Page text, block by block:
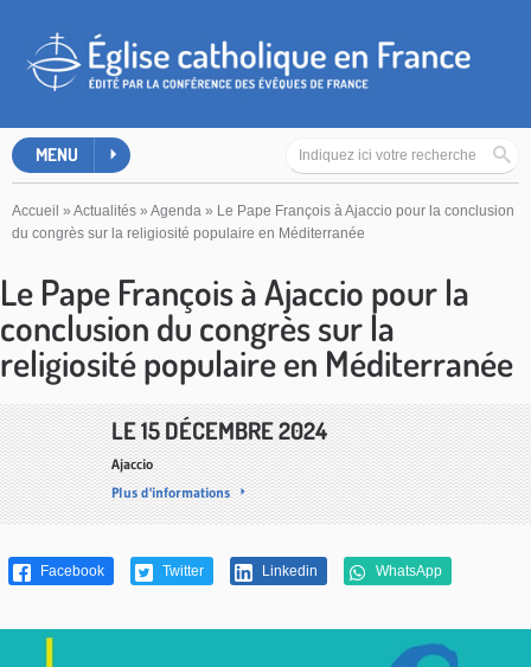
MENU
Accueil » Actualités » Agenda » Le Pape François à Ajaccio pour la conclusion
du congrès sur la religiosité populaire en Méditerranée
Le Pape François à Ajaccio pour la
conclusion du congrès sur la
religiosité populaire en Méditerranée
LE 15 DÉCEMBRE 2024
Ajaccio
Plus d'informations
Facebook Twitter Linkedin WhatsApp